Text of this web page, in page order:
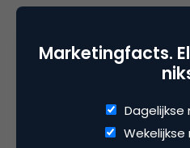
Ewout Wolff
Eigenaar bij
Ewout Wolff kent het
de praktijk: de afgelopen
Marketingfacts.
Dagelijkse